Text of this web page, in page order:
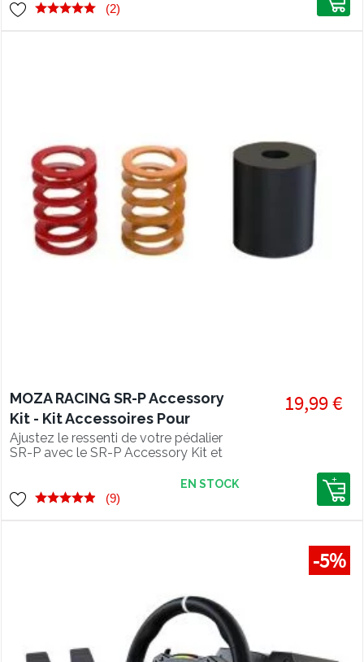
réelles.
(2)
MOZA RACING SR-P Accessory
Kit - Kit Accessoires Pour
Pédalier SR-P
Ajustez le ressenti de votre pédalier
SR-P avec le SR-P Accessory Kit et
19,99 €
(9)
EN STOCK
-5%